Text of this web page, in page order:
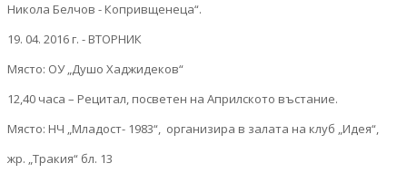
Никола Белчов - Копривщенеца“.
19. 04. 2016 г. - ВТОРНИК
Място: ОУ „Душо Хаджидеков“
12,40 часа – Рецитал, посветен на Априлското въстание.
Място: НЧ „Младост- 1983“, организира в залата на клуб „Идея“,
жр. „Тракия“ бл. 13